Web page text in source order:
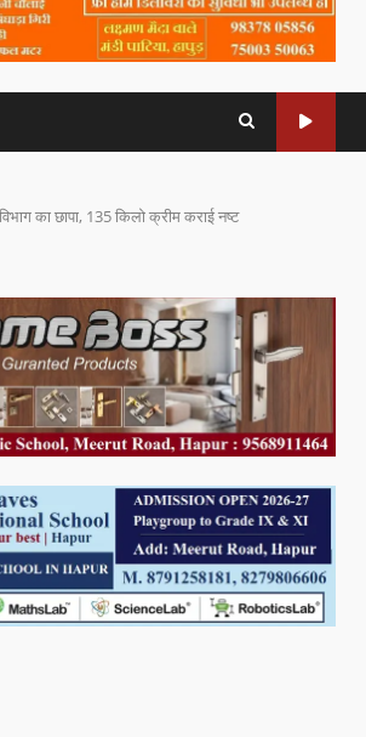
का छापा, 135 किलो क्रीम कराई नष्ट